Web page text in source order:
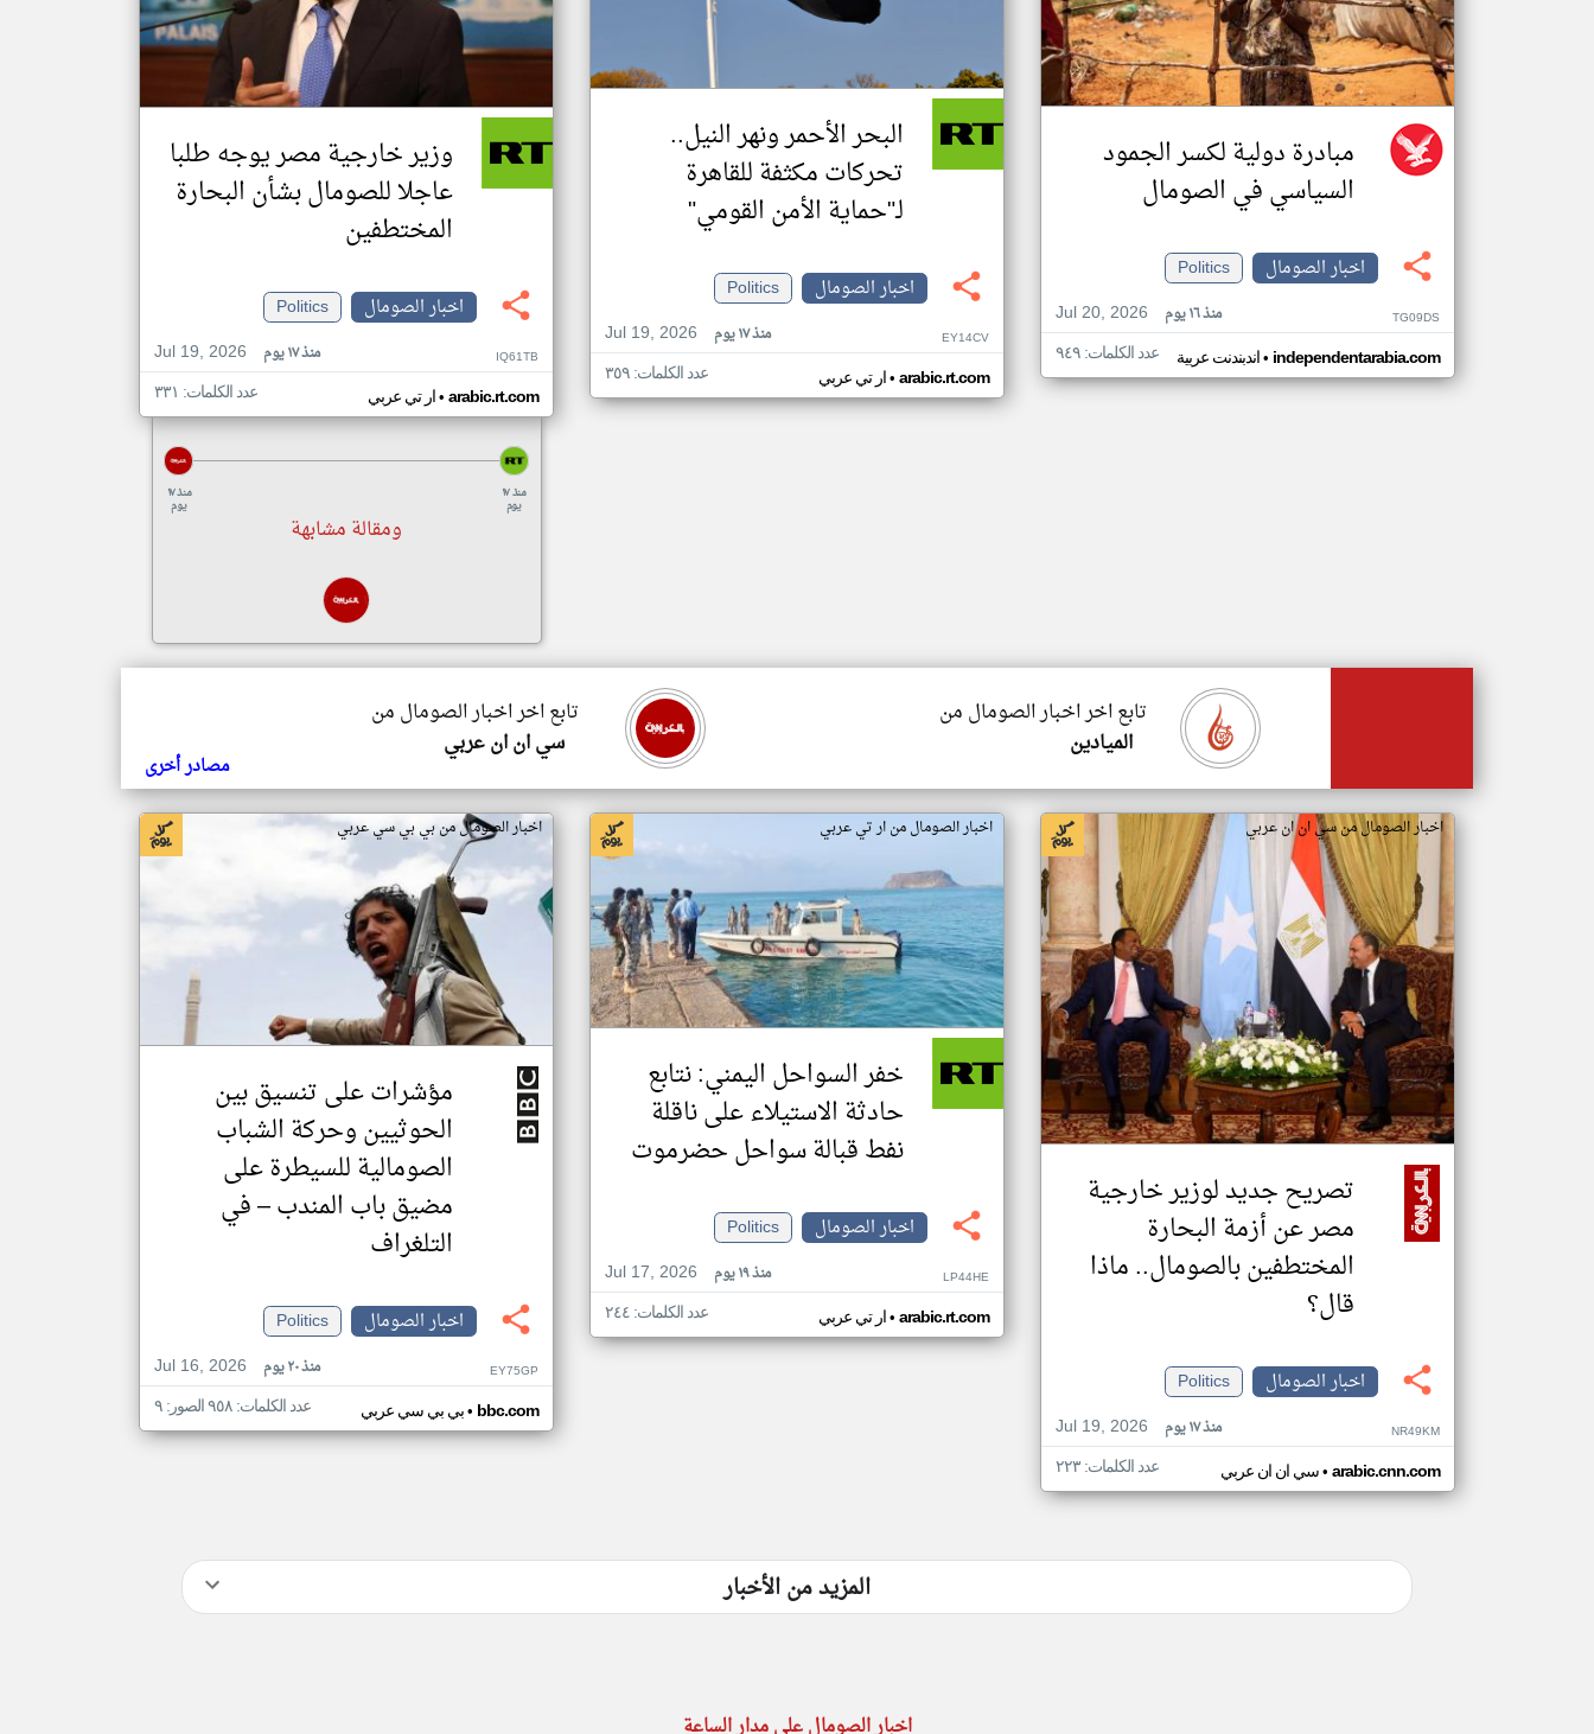
مبادرة دولية لكسر الجمود
السياسي في الصومال
اخبار الصومال
Politics
Jul 20, 2026
منذ ١٦ يوم TG09DS
اندبندنت عربية• independentarabia.com عدد الكلمات: ٩٤٩
البحر الأحمر ونهر النيل..
تحركات مكثفة للقاهرة
لـ"حماية الأمن القومي"
اخبار الصومال
Politics
Jul 19, 2026
منذ ١٧ يوم EY14CV
ار تي عربي• arabic.rt.com عدد الكلمات: ٣٥٩
وزير خارجية مصر يوجه طلبا
عاجلا للصومال بشأن البحارة
المختطفين
اخبار الصومال
Politics
Jul 19, 2026
منذ ١٧ يوم IQ61TB
ار تي عربي• arabic.rt.com عدد الكلمات: ٣٣١
منذ ١٧
يوم
منذ ١٧
يوم
ومقالة مشابهة
تابع اخر اخبار الصومال من
سي ان ان عربي
تابع اخر اخبار الصومال من
الميادين
مصادر أخرى
اخبار الصومال من سي ان ان عربي
تصريح جديد لوزير خارجية
مصر عن أزمة البحارة
المختطفين بالصومال.. ماذا
قال؟
اخبار الصومال
Politics
Jul 19, 2026
منذ ١٧ يوم NR49KM
سي ان ان عربي• arabic.cnn.com عدد الكلمات: ٢٢٣
اخبار الصومال من ار تي عربي
خفر السواحل اليمني: نتابع
حادثة الاستيلاء على ناقلة
نفط قبالة سواحل حضرموت
اخبار الصومال
Politics
Jul 17, 2026
منذ ١٩ يوم LP44HE
ار تي عربي• arabic.rt.com عدد الكلمات: ٢٤٤
اخبار الصومال من بي بي سي عربي
مؤشرات على تنسيق بين
الحوثيين وحركة الشباب
الصومالية للسيطرة على
مضيق باب المندب – في
التلغراف
اخبار الصومال
Politics
Jul 16, 2026
منذ ٢٠ يوم EY75GP
بي بي سي عربي• bbc.com عدد الكلمات: ٩٥٨ الصور: ٩
المزيد من الأخبار